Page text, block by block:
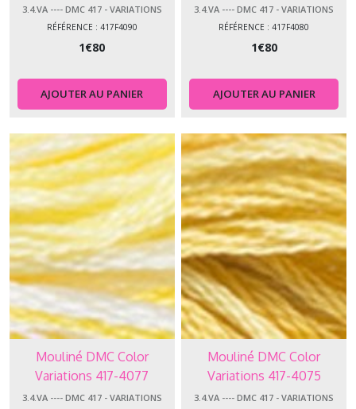
3.4.VA ---- DMC 417 - VARIATIONS
RÉFÉRENCE : 417F4090
1€80
AJOUTER AU PANIER
3.4.VA ---- DMC 417 - VARIATIONS
RÉFÉRENCE : 417F4080
1€80
AJOUTER AU PANIER
Mouliné DMC Color
Variations 417-4077
3.4.VA ---- DMC 417 - VARIATIONS
Mouliné DMC Color
Variations 417-4075
3.4.VA ---- DMC 417 - VARIATIONS